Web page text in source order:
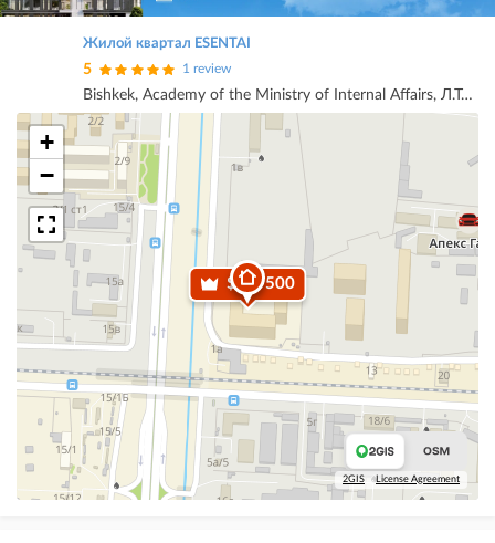
Жилой квартал ESENTAI
5 1 review
Bishkek, Academy of the Ministry of Internal Affairs, Л.Толстого 1/1/Ч.Валиханова
$ 62 500
+
−
2GIS License Agreement